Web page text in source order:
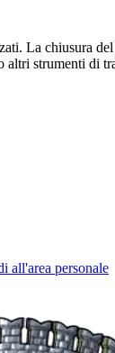
La chiusura
strumenti di
all'area personale